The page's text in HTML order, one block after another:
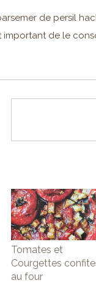
de persil
de le
Tomates et
Courgettes
au four